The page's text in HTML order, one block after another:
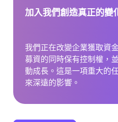
加入我們創造真正的變
我們正在改變企業獲取資
募資的同時保有控制權，
動成長。這是一項重大的
來深遠的影響。